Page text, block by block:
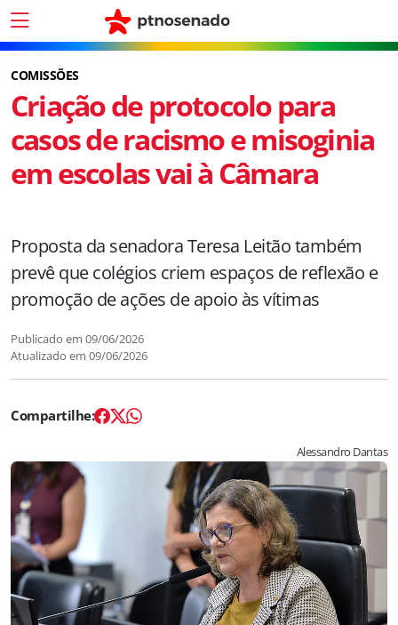
COMISSÕES
Criação de protocolo para
casos de racismo e misoginia
em escolas vai à Câmara
Proposta da senadora Teresa Leitão também
prevê que colégios criem espaços de reflexão e
promoção de ações de apoio às vítimas
Publicado em 09/06/2026
Atualizado em 09/06/2026
Alessandro Dantas